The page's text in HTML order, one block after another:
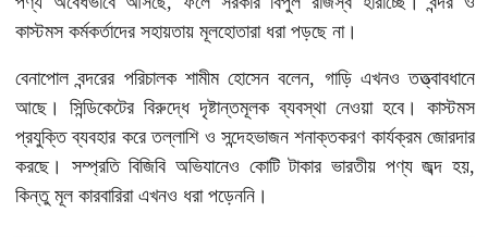
কাস্টমস কর্মকর্তাদের সহায়তায় মূলহোতারা ধরা পড়ছে না।
বেনাপোল বন্দরের পরিচালক শামীম হোসেন বলেন, গাড়ি এখনও তত্ত্বাবধানে
আছে। সিন্ডিকেটের বিরুদ্ধে দৃষ্টান্তমূলক ব্যবস্থা নেওয়া হবে। কাস্টমস
প্রযুক্তি ব্যবহার করে তল্লাশি ও সন্দেহভাজন শনাক্তকরণ কার্যক্রম জোরদার
করছে। সম্প্রতি বিজিবি অভিযানেও কোটি টাকার ভারতীয় পণ্য জব্দ হয়,
কিন্তু মূল কারবারিরা এখনও ধরা পড়েননি।